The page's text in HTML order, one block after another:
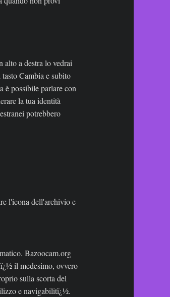
alto a destra lo vedrai
Cambia e subito
è possibile parlare con
la tua identità
potrebbero
l'icona dell'archivio e
Bazoocam.org
il medesimo, ovvero
sulla scorta del
e navigabilitï¿½.